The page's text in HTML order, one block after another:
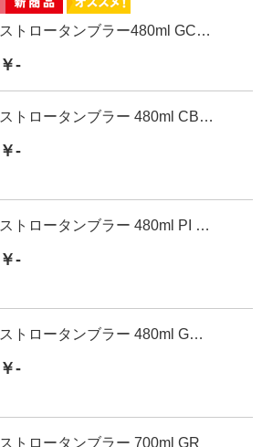
ストロータンブラー480ml GCGR
￥-
ストロータンブラー 480ml CBK ホルダー付き
￥-
ストロータンブラー 480ml PI ホルダー付き
￥-
ストロータンブラー 480ml GR ホルダー付き
￥-
ストロータンブラー 700ml GR